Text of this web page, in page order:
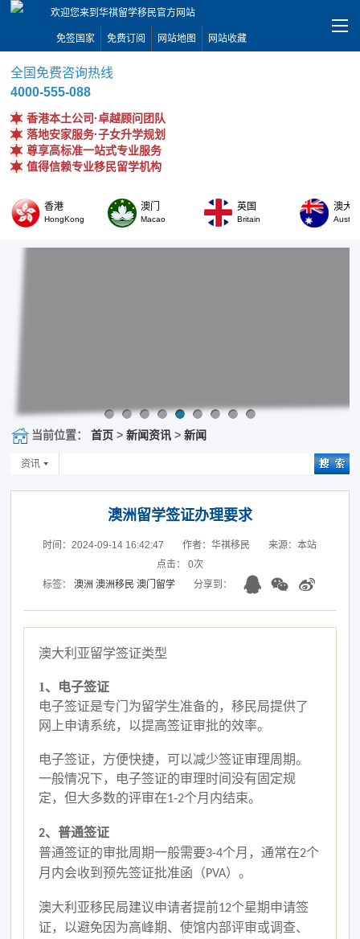
欢迎您来到华祺留学移民官方网站
免签国家 免费订阅 网站地图 网站收藏
全国免费咨询热线
4000-555-088
香港本土公司·卓越顾问团队
落地安家服务·子女升学规划
尊享高标准一站式专业服务
值得信赖专业移民留学机构
香港
HongKong
澳门
Macao
英国
Britain
澳大
当前位置： 首页 >新闻资讯 >新闻
资讯
澳洲留学签证办理要求
时间：2024-09-14 16:42:47 作者：华祺移民
来源：本站
点击： 0次
标签：澳洲 澳洲移民 澳门留学 分享到：
澳大利亚留学签证类型
1、 电子签证
电子签证是专门为留学生准备的，移民局提供了
网上申请系统，以提高签证审批的效率。
电子签证，方便快捷，可以减少签证审理周期。
一般情况下，电子签证的审理时间没有固定规
定，但大多数的评审在1-2个月内结束。
2、普通签证
普通签证的审批周期一般需要3-4个月，通常在2个
月内会收到预先签证批准函（PVA）。
澳大利亚移民局建议申请者提前12个星期申请签
证，以避免因为高峰期、使馆内部评审或调查、